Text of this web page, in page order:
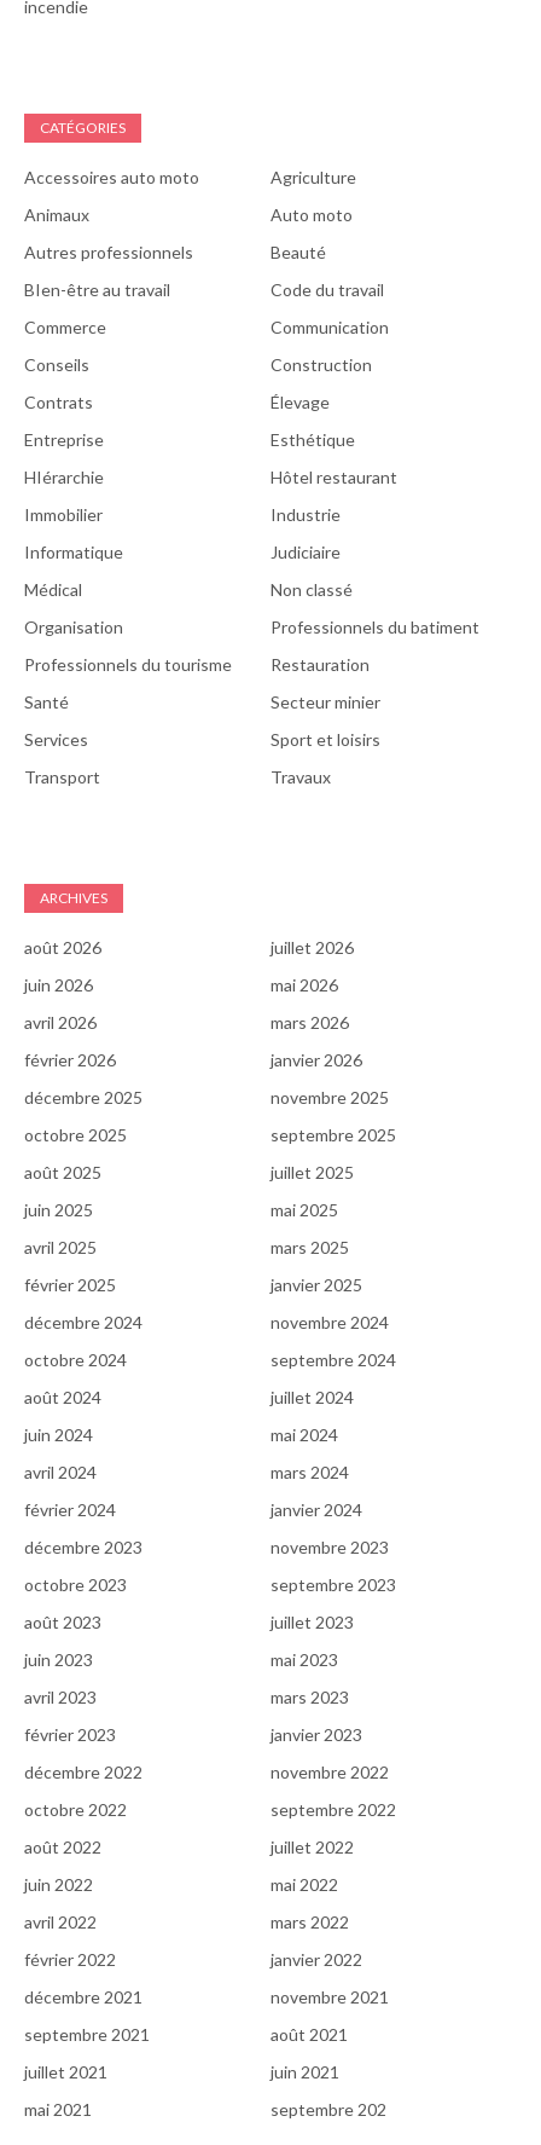
incendie
CATÉGORIES
Accessoires auto moto
Agriculture
Animaux
Auto moto
Autres professionnels
Beauté
BIen-être au travail
Code du travail
Commerce
Communication
Conseils
Construction
Contrats
Élevage
Entreprise
Esthétique
HIérarchie
Hôtel restaurant
Immobilier
Industrie
Informatique
Judiciaire
Médical
Non classé
Organisation
Professionnels du batiment
Professionnels du tourisme
Restauration
Santé
Secteur minier
Services
Sport et loisirs
Transport
Travaux
ARCHIVES
août 2026
juillet 2026
juin 2026
mai 2026
avril 2026
mars 2026
février 2026
janvier 2026
décembre 2025
novembre 2025
octobre 2025
septembre 2025
août 2025
juillet 2025
juin 2025
mai 2025
avril 2025
mars 2025
février 2025
janvier 2025
décembre 2024
novembre 2024
octobre 2024
septembre 2024
août 2024
juillet 2024
juin 2024
mai 2024
avril 2024
mars 2024
février 2024
janvier 2024
décembre 2023
novembre 2023
octobre 2023
septembre 2023
août 2023
juillet 2023
juin 2023
mai 2023
avril 2023
mars 2023
février 2023
janvier 2023
décembre 2022
novembre 2022
octobre 2022
septembre 2022
août 2022
juillet 2022
juin 2022
mai 2022
avril 2022
mars 2022
février 2022
janvier 2022
décembre 2021
novembre 2021
septembre 2021
août 2021
juillet 2021
juin 2021
mai 2021
septembre 202